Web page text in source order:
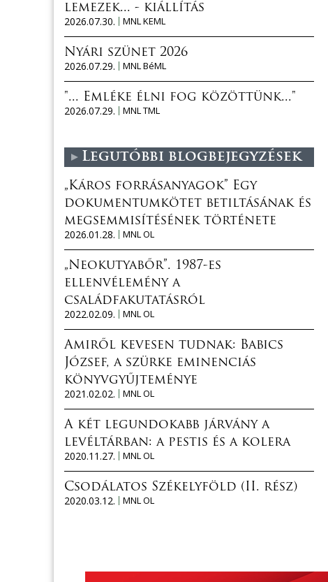
lemezek... - kiállítás
2026.07.30.
MNL KEML
Nyári szünet 2026
2026.07.29.
MNL BéML
"... Emléke élni fog közöttünk..."
2026.07.29.
MNL TML
Legutóbbi blogbejegyzések
„Káros forrásanyagok” Egy
dokumentumkötet betiltásának és
megsemmisítésének története
2026.01.28.
MNL OL
„Neokutyabőr”. 1987-es
ellenvélemény a
családfakutatásról
2022.02.09.
MNL OL
Amiről kevesen tudnak: Babics
József, a szürke eminenciás
könyvgyűjteménye
2021.02.02.
MNL OL
A két legundokabb járvány a
levéltárban: a pestis és a kolera
2020.11.27.
MNL OL
Csodálatos Székelyföld (II. rész)
2020.03.12.
MNL OL